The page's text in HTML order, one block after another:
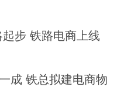
步 铁路电商上线
成 铁总拟建电商物